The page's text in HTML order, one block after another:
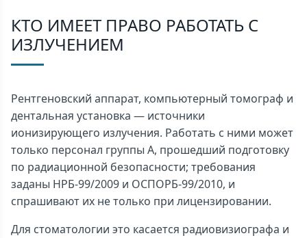
КТО ИМЕЕТ ПРАВО РАБОТАТЬ С
ИЗЛУЧЕНИЕМ
Рентгеновский аппарат, компьютерный томограф и
дентальная установка — источники
ионизирующего излучения. Работать с ними может
только персонал группы А, прошедший подготовку
по радиационной безопасности; требования
заданы НРБ-99/2009 и ОСПОРБ-99/2010, и
спрашивают их не только при лицензировании.
Для стоматологии это касается радиовизиографа и